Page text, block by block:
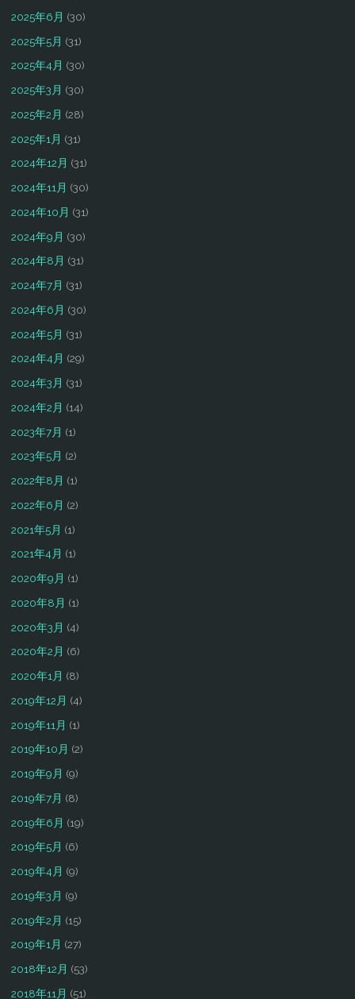
2025年6月 (30)
2025年5月 (31)
2025年4月 (30)
2025年3月 (30)
2025年2月 (28)
2025年1月 (31)
2024年12月 (31)
2024年11月 (30)
2024年10月 (31)
2024年9月 (30)
2024年8月 (31)
2024年7月 (31)
2024年6月 (30)
2024年5月 (31)
2024年4月 (29)
2024年3月 (31)
2024年2月 (14)
2023年7月 (1)
2023年5月 (2)
2022年8月 (1)
2022年6月 (2)
2021年5月 (1)
2021年4月 (1)
2020年9月 (1)
2020年8月 (1)
2020年3月 (4)
2020年2月 (6)
2020年1月 (8)
2019年12月 (4)
2019年11月 (1)
2019年10月 (2)
2019年9月 (9)
2019年7月 (8)
2019年6月 (19)
2019年5月 (6)
2019年4月 (9)
2019年3月 (9)
2019年2月 (15)
2019年1月 (27)
2018年12月 (53)
2018年11月 (51)